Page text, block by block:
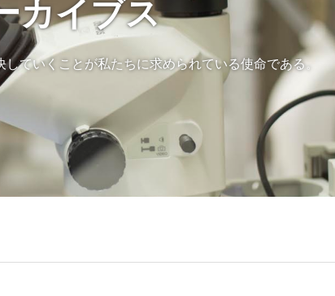
カイブス
ていくことが私たちに求められている使命である。